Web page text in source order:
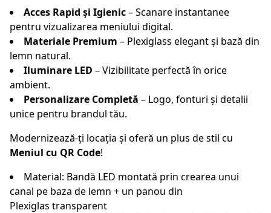
Acces Rapid și Igienic– Scanare instantanee
pentru vizualizarea meniului digital.
Materiale Premium – Plexiglass elegant și bază din
lemn natural.
Iluminare LED – Vizibilitate perfectă în orice
ambient.
Personalizare Completă – Logo, fonturi și detalii
unice pentru brandul tău.
Modernizează-ți locația și oferă un plus de stil cu
Meniul cu QR Code!
Material: Bandă LED montată prin crearea unui
canal pe baza de lemn + un panou din
Plexiglas transparent